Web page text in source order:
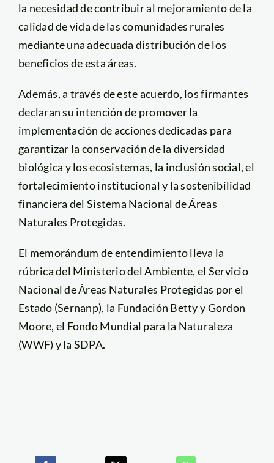
la necesidad de contribuir al mejoramiento de la
calidad de vida de las comunidades rurales
mediante una adecuada distribución de los
beneficios de esta áreas.
Además, a través de este acuerdo, los firmantes
declaran su intención de promover la
implementación de acciones dedicadas para
garantizar la conservación de la diversidad
biológica y los ecosistemas, la inclusión social, el
fortalecimiento institucional y la sostenibilidad
financiera del Sistema Nacional de Áreas
Naturales Protegidas.
El memorándum de entendimiento lleva la
rúbrica del Ministerio del Ambiente, el Servicio
Nacional de Áreas Naturales Protegidas por el
Estado (Sernanp), la Fundación Betty y Gordon
Moore, el Fondo Mundial para la Naturaleza
(WWF) y la SDPA.